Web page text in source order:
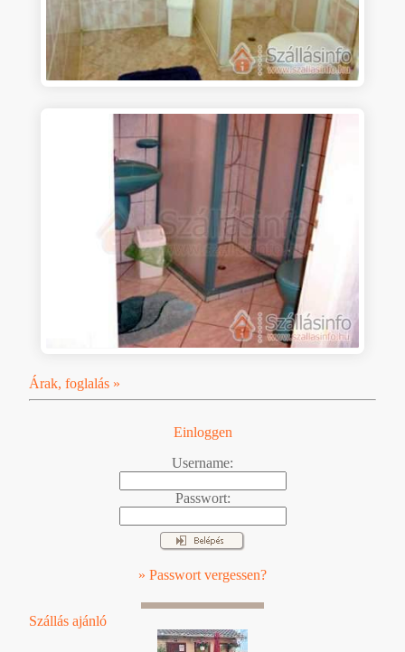
Árak, foglalás »
Einloggen
Username:
Passwort:
» Passwort vergessen?
Szállás ajánló